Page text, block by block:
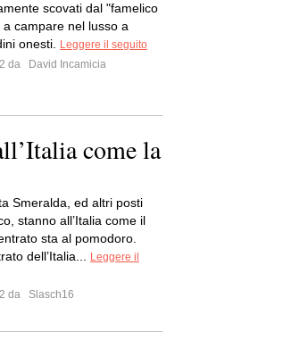
scovati dal "famelico
campare nel lusso a
onesti.
Leggere il seguito
da
David Incamicia
come la
Smeralda, ed altri posti
stanno all’Italia come il
sta al pomodoro.
dell’Italia...
Leggere il
da
Slasch16